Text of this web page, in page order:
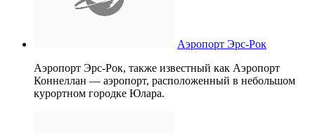
Аэропорт Эрс-Рок
Аэропорт Эрс-Рок, также известный как Аэропорт
Коннеллан — аэропорт, расположенный в небольшом
курортном городке Юлара.